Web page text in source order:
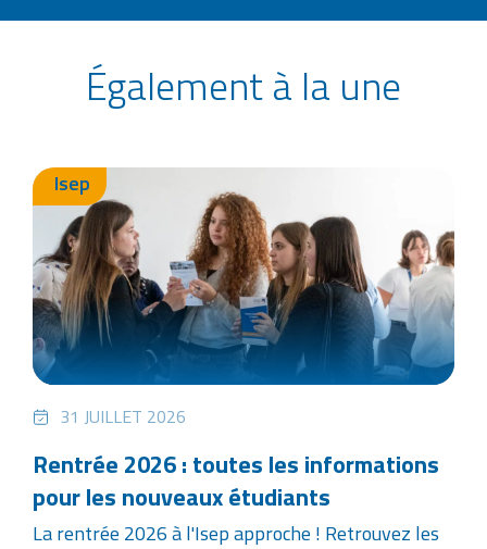
Également à la une
Isep
31 JUILLET 2026
Rentrée 2026 : toutes les informations
pour les nouveaux étudiants
La rentrée 2026 à l'Isep approche ! Retrouvez les